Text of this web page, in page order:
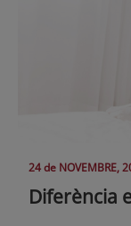
24 de NOVEMBRE,
Diferència